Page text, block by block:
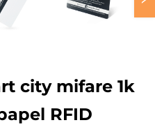
city mifare 1k
RFID